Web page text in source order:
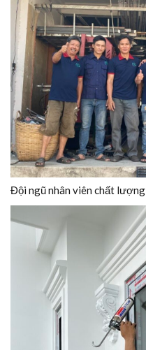
Đội ngũ nhân viên chất lượng